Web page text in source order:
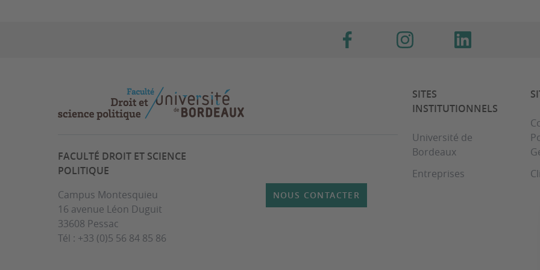
FACULTÉ DROIT ET SCIENCE
POLITIQUE
Campus Montesquieu
16 avenue Léon Duguit
33608 Pessac
Tél : +33 (0)5 56 84 85 86
NOUS CONTACTER
SITES
INSTITUTIONNELS
Université de
Bordeaux
Entreprises